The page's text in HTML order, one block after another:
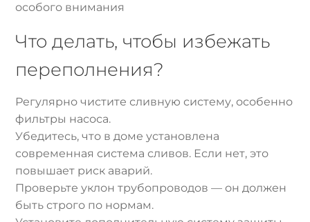
особого внимания
Что делать, чтобы избежать
переполнения?
Регулярно чистите сливную систему, особенно
фильтры насоса.
Убедитесь, что в доме установлена
современная система сливов. Если нет, это
повышает риск аварий.
Проверьте уклон трубопроводов — он должен
быть строго по нормам.